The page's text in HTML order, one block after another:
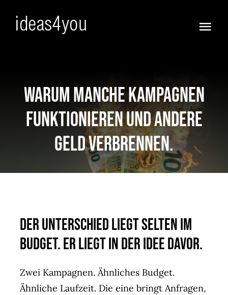
Vorfreude!
Ja :))
Anders
KI WOW !
Agent(o)ur
Warum manche Kampagnen
funktionieren und andere
Geld verbrennen.
Der Unterschied liegt selten im
Budget. Er liegt in der Idee davor.
Zwei Kampagnen. Ähnliches Budget.
Ähnliche Laufzeit. Die eine bringt Anfragen,